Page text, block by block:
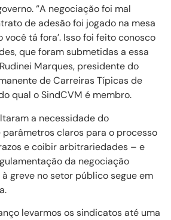
“A negociação foi mal
de adesão foi jogado na mesa
você tá fora’. Isso foi feito conosco
que foram submetidas a essa
Marques, presidente do
de Carreiras Típicas de
qual o SindCVM é membro.
a necessidade do
claros para o processo
e coibir arbitrariedades – e
da negociação
greve no setor público segue em
levarmos os sindicatos até uma